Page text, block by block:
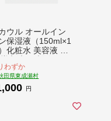
ウル オールイン
保湿液（150ml×1
化粧水 美容液 乳
れ 乾燥肌 保湿 敏
美肌 全身 エイジ
ケア
わずか
田県東成瀬村
円